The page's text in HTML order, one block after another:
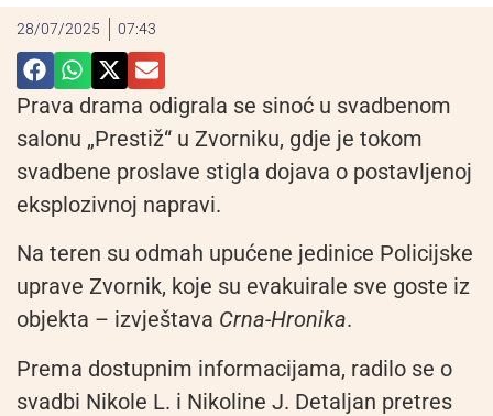
28/07/2025 07:43
Prava drama odigrala se sinoć u svadbenom
salonu „Prestiž“ u Zvorniku, gdje je tokom
svadbene proslave stigla dojava o postavljenoj
eksplozivnoj napravi.
Na teren su odmah upućene jedinice Policijske
uprave Zvornik, koje su evakuirale sve goste iz
objekta – izvještava Crna-Hronika.
Prema dostupnim informacijama, radilo se o
svadbi Nikole L. i Nikoline J. Detaljan pretres